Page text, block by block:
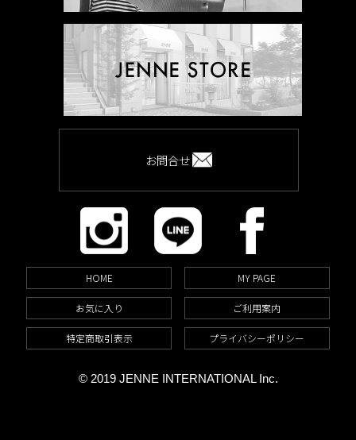
お問合せ
HOME MY PAGE
お気に入り ご利用案内
特定商取引表示 プライバシーポリシー
© 2019 JENNE INTERNATIONAL Inc.